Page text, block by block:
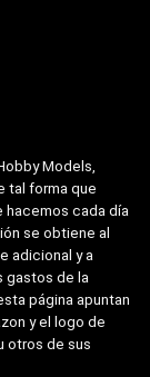
Models,
tal forma que
hacemos cada día
se obtiene al
adicional y a
gastos de la
página apuntan
y el logo de
otros de sus